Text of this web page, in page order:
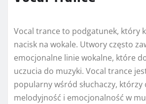
Vocal trance to podgatunek, który
nacisk na wokale. Utwory często
emocjonalne linie wokalne, które
uczucia do muzyki. Vocal trance
popularny wśród słuchaczy, którzy
melodyjność i emocjonalność w